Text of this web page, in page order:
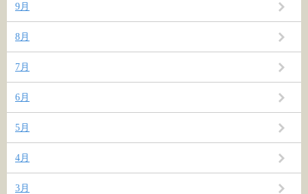
9月
8月
7月
6月
5月
4月
3月